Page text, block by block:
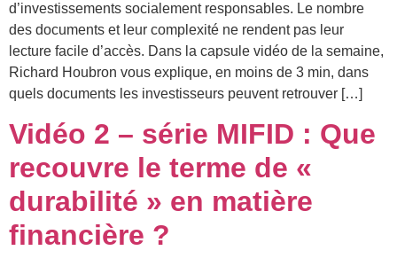
d’investissements socialement responsables. Le nombre
des documents et leur complexité ne rendent pas leur
lecture facile d’accès. Dans la capsule vidéo de la semaine,
Richard Houbron vous explique, en moins de 3 min, dans
quels documents les investisseurs peuvent retrouver […]
Vidéo 2 – série MIFID : Que
recouvre le terme de «
durabilité » en matière
financière ?